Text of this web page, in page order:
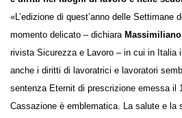
sicurezza e diritti nei luoghi di lavoro e
«L’edizione di quest’anno delle Settimane
momento delicato – dichiara
rivista Sicurezza e Lavoro – in cui in Italia
anche i diritti di lavoratrici e lavoratori
sentenza Eternit di prescrizione emessa il
Cassazione è emblematica. La salute e la